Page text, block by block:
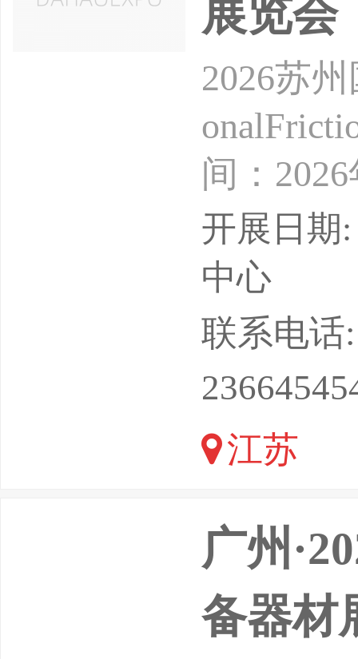
展览会
2026苏
间：
会前言
封材料
等关键
可靠与
展”的背
开展日期
中心
联系电话
江苏
广州
备器材